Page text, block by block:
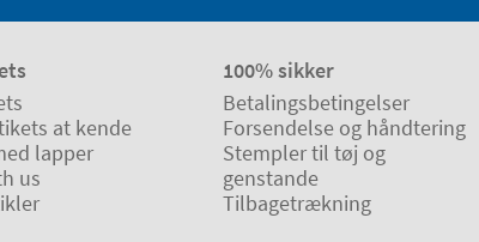
at kende
lapper
us
100% sikker
Betalingsbetingelser
Forsendelse og håndtering
Stempler til tøj og
genstande
Tilbagetrækning